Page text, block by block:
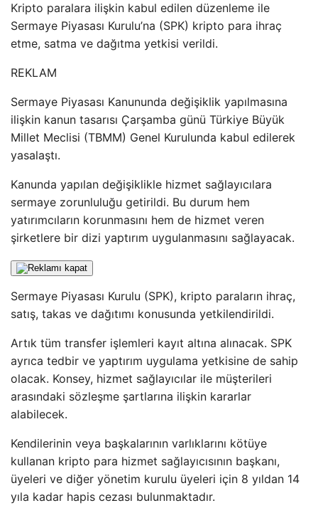
Kripto paralara ilişkin kabul edilen düzenleme ile
Sermaye Piyasası Kurulu’na (SPK) kripto para ihraç
etme, satma ve dağıtma yetkisi verildi.
REKLAM
Sermaye Piyasası Kanununda değişiklik yapılmasına
ilişkin kanun tasarısı Çarşamba günü Türkiye Büyük
Millet Meclisi (TBMM) Genel Kurulunda kabul edilerek
yasalaştı.
Kanunda yapılan değişiklikle hizmet sağlayıcılara
sermaye zorunluluğu getirildi. Bu durum hem
yatırımcıların korunmasını hem de hizmet veren
şirketlere bir dizi yaptırım uygulanmasını sağlayacak.
Sermaye Piyasası Kurulu (SPK), kripto paraların ihraç,
satış, takas ve dağıtımı konusunda yetkilendirildi.
Artık tüm transfer işlemleri kayıt altına alınacak. SPK
ayrıca tedbir ve yaptırım uygulama yetkisine de sahip
olacak. Konsey, hizmet sağlayıcılar ile müşterileri
arasındaki sözleşme şartlarına ilişkin kararlar
alabilecek.
Kendilerinin veya başkalarının varlıklarını kötüye
kullanan kripto para hizmet sağlayıcısının başkanı,
üyeleri ve diğer yönetim kurulu üyeleri için 8 yıldan 14
yıla kadar hapis cezası bulunmaktadır.